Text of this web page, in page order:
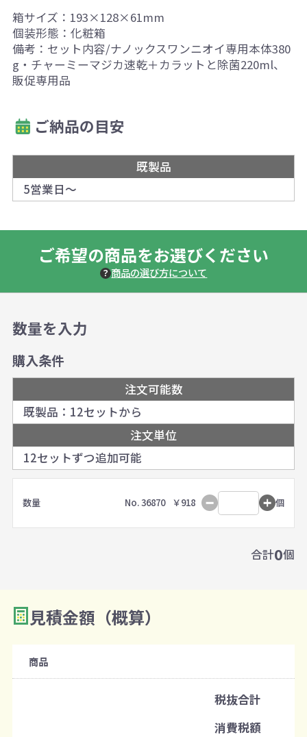
箱サイズ：193×128×61mm
個装形態：化粧箱
備考：セット内容/ナノックスワンニオイ専用本体380
g・チャーミーマジカ速乾＋カラットと除菌220ml、
販促専用品
ご納品の目安
既製品
5営業日～
ご希望の商品をお選びください
商品の選び方について
数量を入力
購入条件
注文可能数
既製品：12セットから
注文単位
12セットずつ追加可能
数量 No. 36870 ￥918 個
合計0個
見積金額（概算）
商品
税抜合計
消費税額